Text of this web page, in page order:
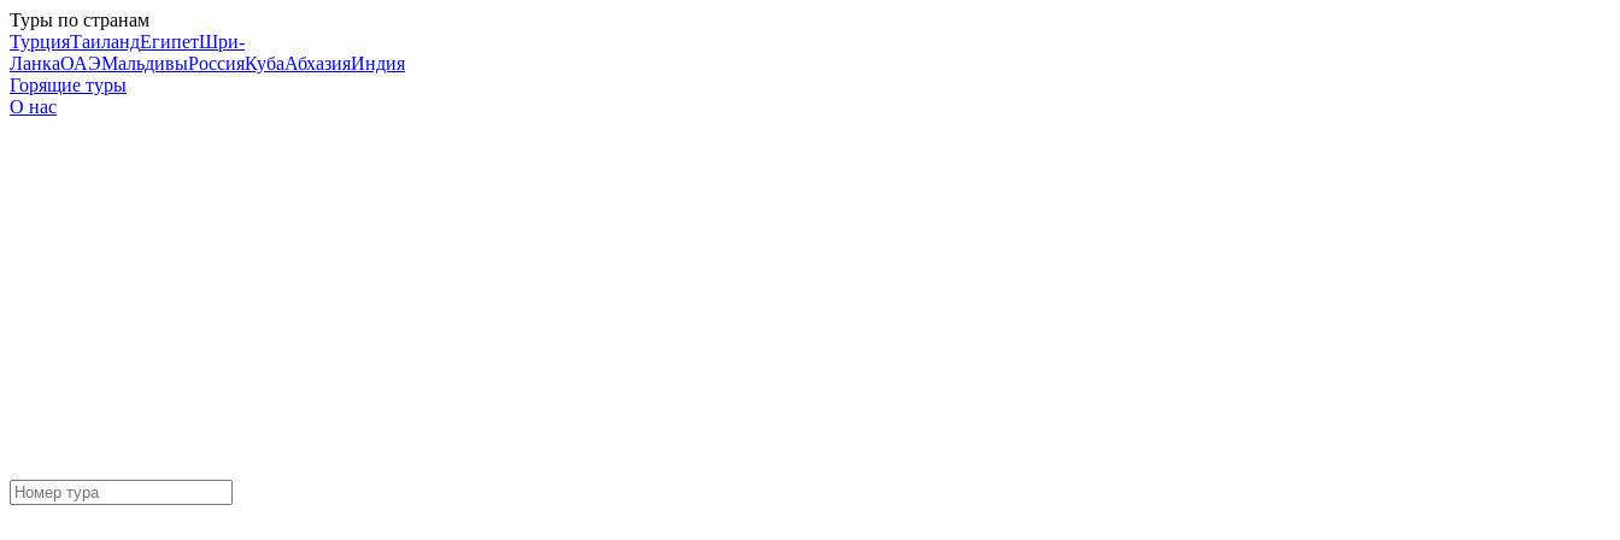
Туры по странам
ТурцияТаиландЕгипетШри-
ЛанкаОАЭМальдивыРоссияКубаАбхазияИндия
Горящие туры
О нас